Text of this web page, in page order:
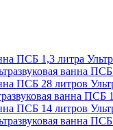
ПСБ 1,3 литра
ванна
ПСБ 28 литров
ванна ПСБ
ПСБ 14 литров
ванна